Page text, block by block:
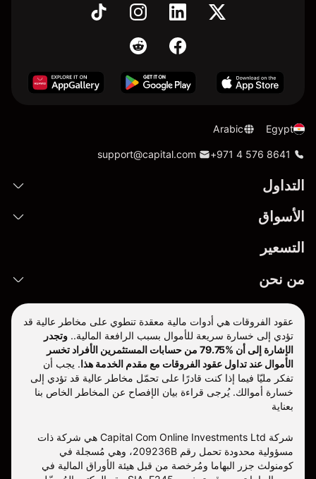
Egypt
Arabic
+971 4 576 8641
support@capital.com
التداول
الأسواق
التسعير
من نحن
عقود الفروقات هي أدوات مالية معقدة تنطوي على مخاطر عالية قد
تؤدي إلى خسارة سريعة للأموال بسبب الرافعة المالية.. وتجدر
الإشارة إلى أن %79.75 من حسابات المستثمرين الأفراد تخسر
الأموال عند تداول عقود الفروقات مع مقدم الخدمة هذا. يجب أن
تفكر مليّا فيما إذا كنت قادرًا على تحمّل مخاطر عالية قد تؤدي إلى
خسارة أموالك. يُرجى قراءة بيان الإفصاح عن المخاطر الخاص بنا
بعناية
شركة Capital Com Online Investments Ltd هي شركة ذات
مسؤولية محدودة تحمل رقم 209236B، وهي مُسجلة في
كومنولث جزر البهاما ومُرخصة من قبل هيئة الأوراق المالية في